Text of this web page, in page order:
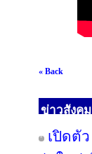
« Back
ข่าวสังคม
เปิดตั